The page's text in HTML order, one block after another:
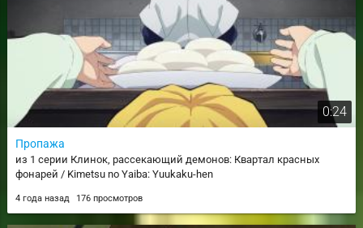
0:24
Пропажа
из 1 серии Клинок, рассекающий демонов: Квартал красных
фонарей / Kimetsu no Yaiba: Yuukaku-hen
4 года назад 176 просмотров